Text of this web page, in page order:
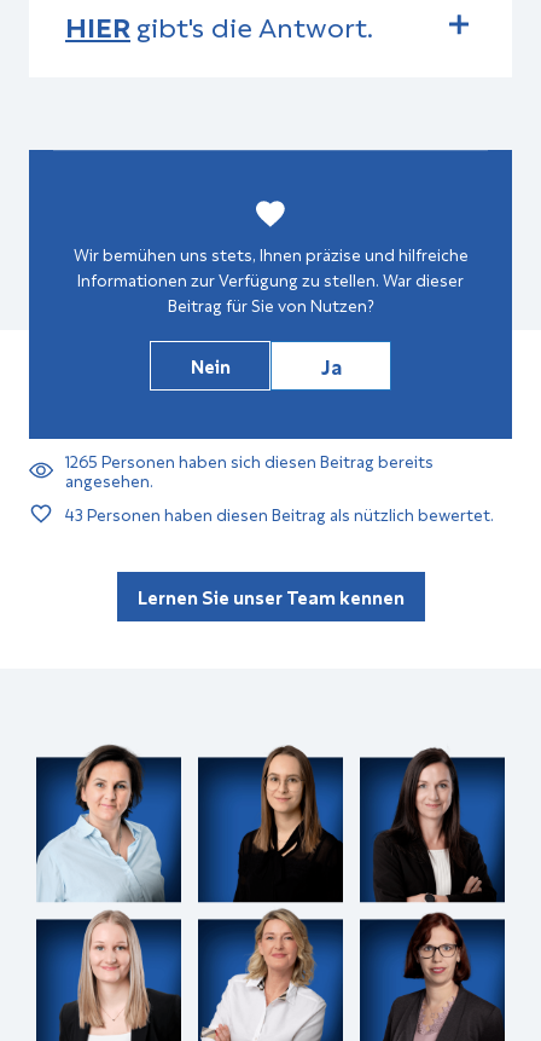
HIERgibt's die Antwort.
Wir bemühen uns stets, Ihnen präzise und hilfreiche
Informationen zur Verfügung zu stellen. War dieser
Beitrag für Sie von Nutzen?
Nein Ja
1265Personen haben sich diesen Beitrag bereits
angesehen.
43Personen haben diesen Beitrag als nützlich bewertet.
Lernen Sie unser Team kennen